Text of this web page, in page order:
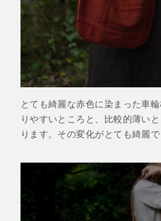
とても綺麗な赤色に染まった車
りやすいところと、比較的薄い
ります。その変化がとても綺麗で